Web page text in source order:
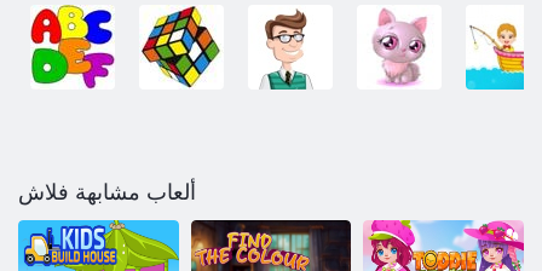
ألعاب مشابهة فلاش